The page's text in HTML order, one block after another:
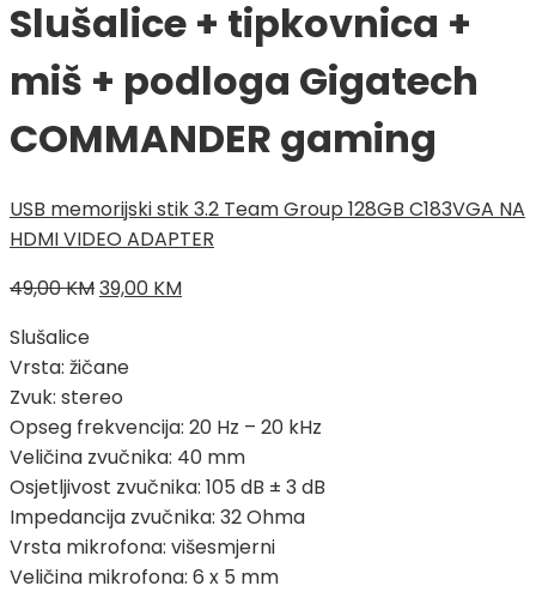
Slušalice + tipkovnica +
miš + podloga Gigatech
COMMANDER gaming
USB memorijski stik 3.2 Team Group 128GB C183VGA NA
HDMI VIDEO ADAPTER
49,00KMIzvorna
je:
49,00 KM.
39,00 KMTrenutna
Slušalice
Vrsta: žičane
Zvuk: stereo
Opseg frekvencija: 20 Hz – 20 kHz
Veličina zvučnika: 40 mm
Osjetljivost zvučnika: 105 dB ± 3 dB
Impedancija zvučnika: 32 Ohma
Vrsta mikrofona: višesmjerni
Veličina mikrofona: 6 x 5 mm